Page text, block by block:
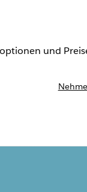
Weitere Informationen
und